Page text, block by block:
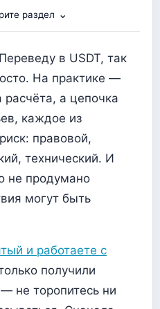
раздел ⌄
в USDT, так
На практике —
а цепочка
каждое из
правовой,
технический. И
не продумано
могут быть
и работаете с
получили
не торопитесь ни